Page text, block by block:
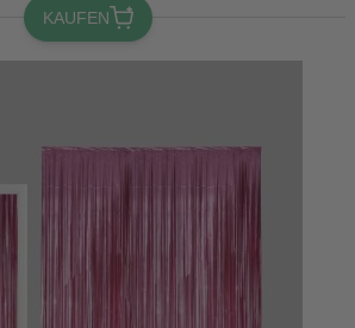
KAUFEN